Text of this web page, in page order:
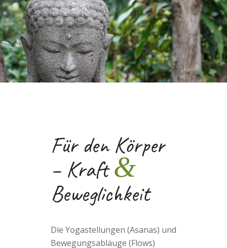
Für den Körper
– Kraft&
Beweglichkeit
Die Yogastellungen (Asanas) und
Bewegungsabläuge (Flows)